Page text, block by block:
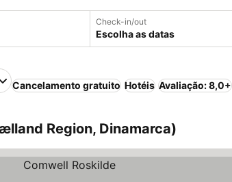
Check-in/out
Escolha as datas
Cancelamento gratuito Hotéis Avaliação: 8,0+
Region, Dinamarca)